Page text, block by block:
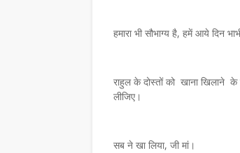
हमारा भी सौभाग्य है, हमें आये दिन
राहुल के दोस्तों को खाना खिलाने
लीजिए।
सब ने खा लिया, जी मां।